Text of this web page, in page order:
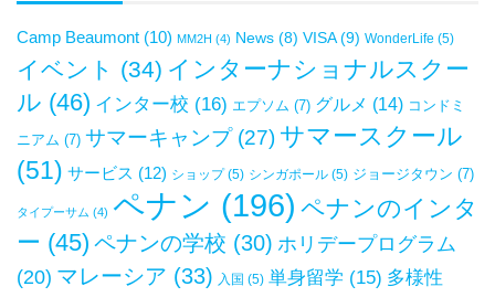
Camp Beaumont (10) MM2H (4) News (8) VISA(9) WonderLife (5)
イベント (34) インターナショナルスクー
ル (46) インター校 (16) エプソム (7) グルメ (14) コンドミ
ニアム (7) サマーキャンプ(27) サマースクール
(51) サービス (12) ショップ(5) シンガポール (5) ジョージタウン (7)
タイプーサム (4) ペナン (196) ペナンのインタ
ー (45) ペナンの学校 (30) ホリデープログラム
(20) マレーシア (33) 入国 (5) 単身留学 (15) 多様性